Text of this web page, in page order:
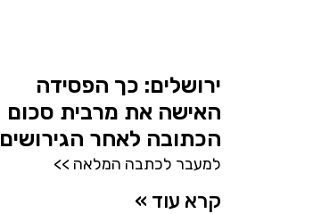
ירושלים: כך הפסידה
האישה את מרבית סכום
הכתובה לאחר הגירושים
למעבר לכתבה המלאה >>
קרא עוד »